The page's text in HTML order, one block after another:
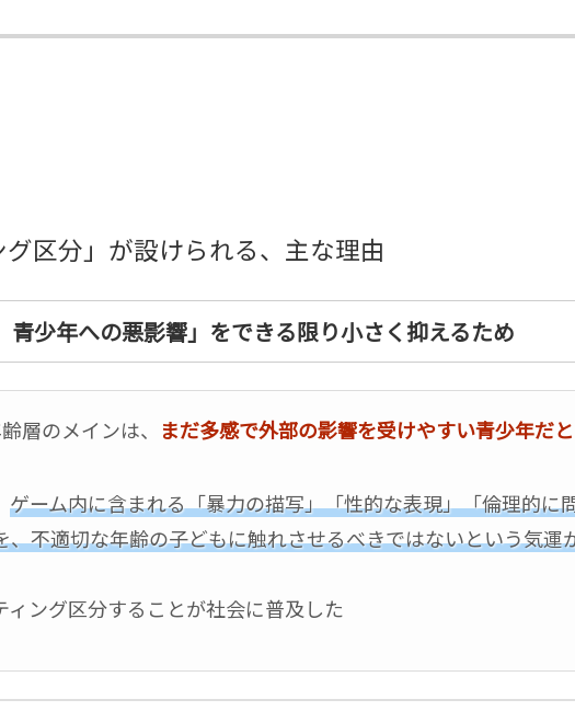
区分」が設けられる、主な理由
青少年への悪影響」をできる限り小さく抑えるため
層のメインは、
まだ多感で外部の影響を受けやすい青少年だ
ゲーム内に含まれる「暴力の描写」「性的な表現」「倫理的に
、不適切な年齢の子どもに触れさせるべきではないという気運
ィング区分することが社会に普及した